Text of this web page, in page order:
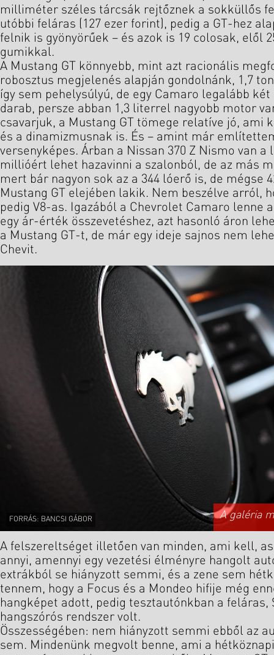
milliméter széles tárcsák rejtőznek a sokküllős
utóbbi feláras (127 ezer forint), pedig a GT-hez
felnik is gyönyörűek – és azok is 19 colosak, elől
gumikkal.
A Mustang GT könnyebb, mint azt racionális
robosztus megjelenés alapján gondolnánk, 1,7
így sem pehelysúlyú, de egy Camaro legalább
darab, persze abban 1,3 literrel nagyobb motor
csavarjuk, a Mustang GT tömege relatíve jó, ami
és a dinamizmusnak is. És – amint már
versenyképes. Árban a Nissan 370 Z Nismo van a
millióért lehet hazavinni a szalonból, de az más
mert bár nagyon sok az a 344 lóerő is, de mégse
Mustang GT elejében lakik. Nem beszélve arról,
pedig V8-as. Igazából a Chevrolet Camaro lenne
egy ár-érték összevetéshez, azt hasonló áron
a Mustang GT-t, de már egy ideje sajnos nem
Chevit.
FORRÁS: BANCSI GÁBOR A galéria
A felszereltséget illetően van minden, ami kell,
annyi, amennyi egy vezetési élményre hangolt
extrákból se hiányzott semmi, és a zene sem
tennem, hogy a Focus és a Mondeo hifije még
hangképet adott, pedig tesztautónkban a feláras,
hangszórós rendszer volt.
Összességében: nem hiányzott semmi ebből az
sem. Mindenünk megvolt benne, ami a